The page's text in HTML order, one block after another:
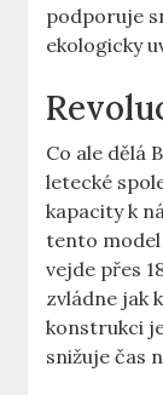
podporuje
ekologicky
Co ale dělá⁢
letecké
kapacity k
tento model
vejde přes⁤
zvládne jak
konstrukci
snižuje čas